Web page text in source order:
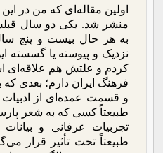
منشر شد. یکی دو سال
به هر حال بیست و پنج
نزدیک و پیوسته یا گسسته
کردم و علتش هم علاقه‌ای
فرهنگ ایران دارم؛ بعدی
و قسمت عمده‌ای از
طبیعتاً کسی که به شعر
تجربیات عرفانی و
طبیعتاً تحت تأثیر قرار